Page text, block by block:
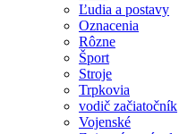
Ľudia a postavy
Oznacenia
Rôzne
Šport
Stroje
Trpkovia
vodič začiatočník
Vojenské